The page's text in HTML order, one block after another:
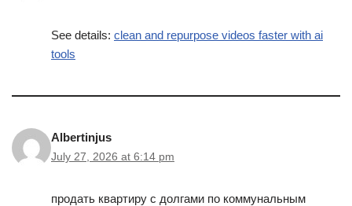
See details: clean and repurpose videos faster with ai
tools
Albertinjus
July 27, 2026 at 6:14 pm
продать квартиру с долгами по коммунальным